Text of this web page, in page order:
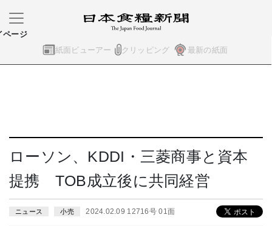
紙面ビューアー クリッピング 最新の紙面
ページ
ローソン、KDDI・三菱商事と資本
提携 TOB成立後に共同経営
ニュース 小売 2024.02.09 12716号 01面